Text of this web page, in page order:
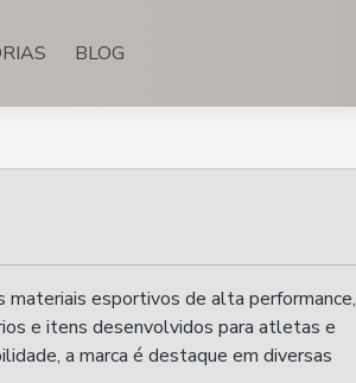
BLOG
materiais esportivos de alta performance,
e itens desenvolvidos para atletas e
a marca é destaque em diversas